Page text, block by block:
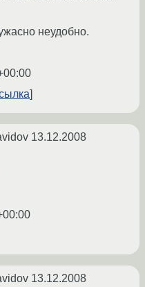
неудобно.
13.12.2008
13.12.2008